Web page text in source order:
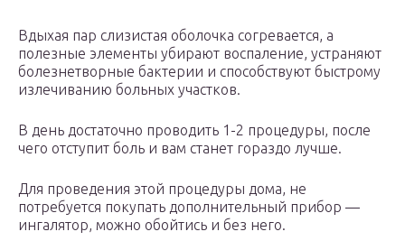
Вдыхая пар слизистая оболочка согревается, а
полезные элементы убирают воспаление, устраняют
болезнетворные бактерии и способствуют быстрому
излечиванию больных участков.
В день достаточно проводить 1-2 процедуры, после
чего отступит боль и вам станет гораздо лучше.
Для проведения этой процедуры дома, не
потребуется покупать дополнительный прибор —
ингалятор, можно обойтись и без него.